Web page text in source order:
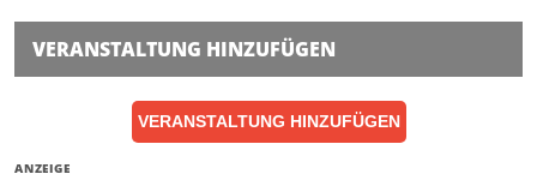
VERANSTALTUNG HINZUFÜGEN
VERANSTALTUNG HINZUFÜGEN
ANZEIGE